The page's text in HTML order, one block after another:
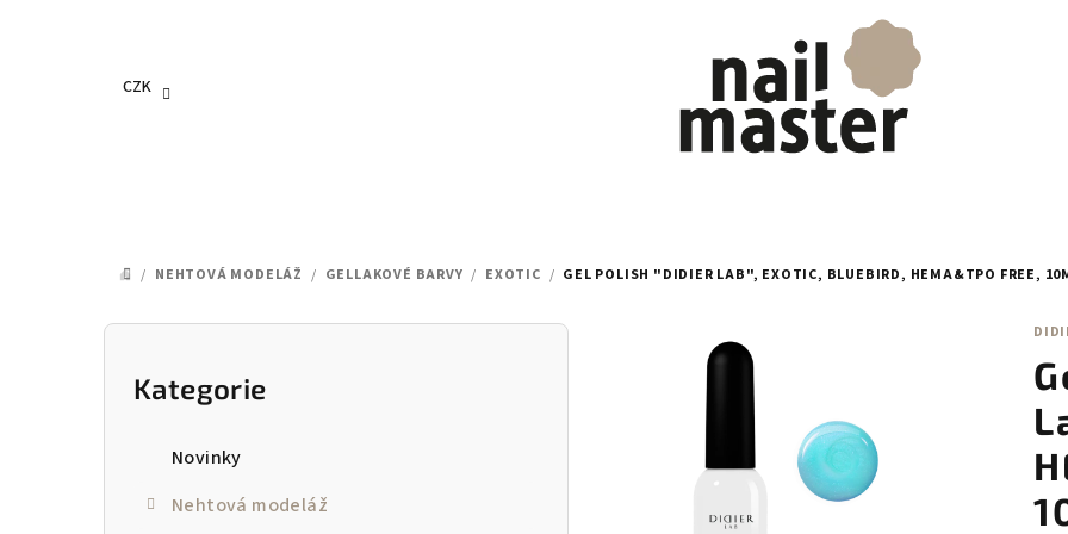
CZK
DOMŮ
/ NEHTOVÁ MODELÁŽ / GELLAKOVÉ BARVY / EXOTIC / GEL POLISH "DIDIER LAB", EXOTIC, BLUEBIRD, HEMA&TPO FREE,
P
Přeskočit
kategorie
Kategorie
Novinky
Nehtová modeláž